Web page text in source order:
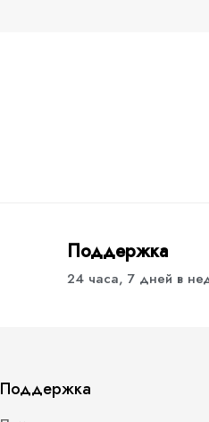
Поддержка
24 часа, 7 дней в
Поддержка